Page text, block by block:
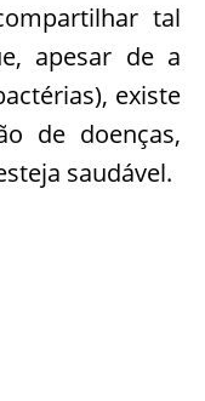
tal
apesar de a
existe
de doenças,
saudável.